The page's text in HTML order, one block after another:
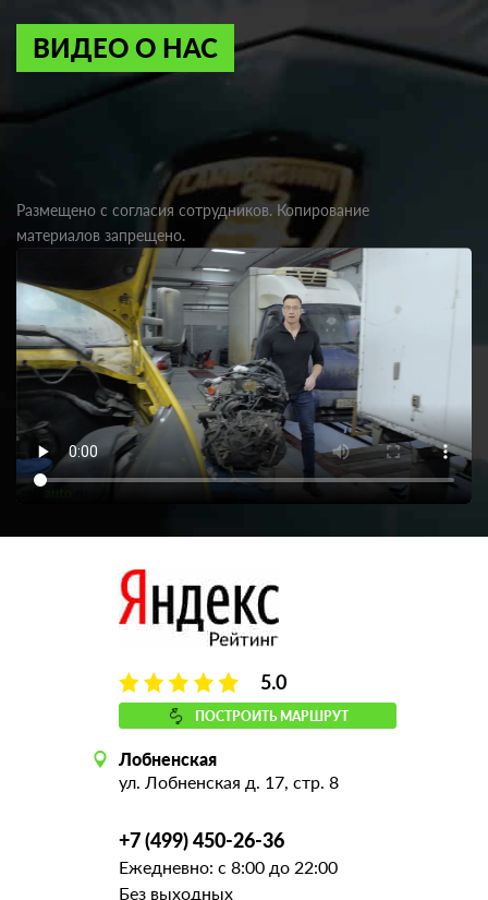
ВИДЕО О НАС
Размещено с согласия сотрудников. Копирование
материалов запрещено.
5.0
ПОСТРОИТЬ МАРШРУТ
Лобненская
ул. Лобненская д. 17, стр. 8
+7 (499) 450-26-36
Ежедневно: с 8:00 до 22:00
Без выходных